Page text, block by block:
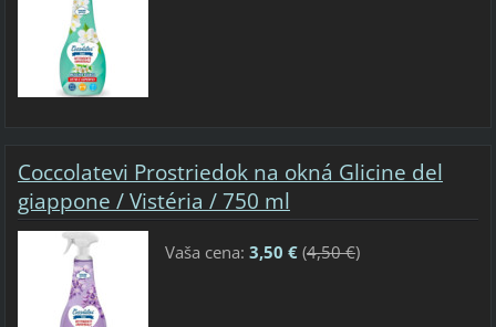
Coccolatevi Prostriedok na okná Glicine del
giappone / Vistéria / 750 ml
Vaša cena: 3,50 €(4,50 €)